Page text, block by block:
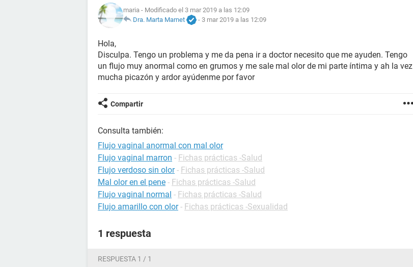
maria - Modificado el 3 mar 2019 a las 12:09
Dra. Marta Marnet
- 3 mar 2019 a las 12:09
Hola,
Disculpa. Tengo un problema y me da pena ir a doctor necesito que me ayuden. Tengo
un flujo muy anormal como en grumos y me sale mal olor de mi parte íntima y ah la vez
mucha picazón y ardor ayúdenme por favor
Compartir
Consulta también:
Flujo vaginal anormal con mal olor
Flujo vaginal marron - Fichas prácticas -Salud
Flujo verdoso sin olor - Fichas prácticas -Salud
Mal olor en el pene - Fichas prácticas -Salud
Flujo vaginal normal - Fichas prácticas -Salud
Flujo amarillo con olor - Fichas prácticas -Sexualidad
1 respuesta
RESPUESTA 1 / 1